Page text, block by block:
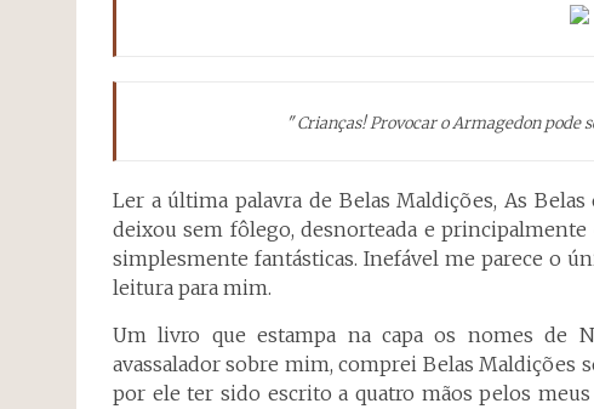
" Crianças! Provocar o Armagedon pode
Ler a última palavra de Belas Maldições, As
deixou sem fôlego, desnorteada e principalmente
simplesmente fantásticas. Inefável me parece o
leitura para mim.
Um livro que estampa na capa os nomes de
avassalador sobre mim, comprei Belas Maldições
por ele ter sido escrito a quatro mãos pelos